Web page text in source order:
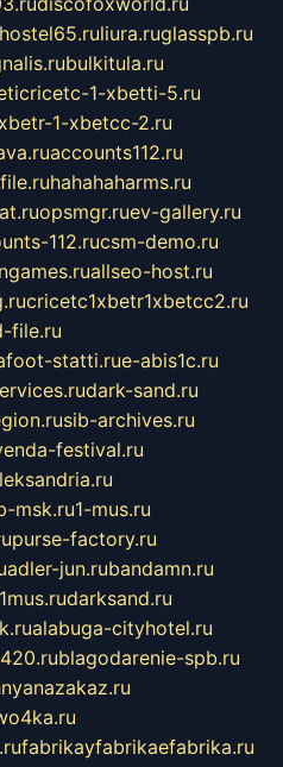
hostel65.ruliura.ruglasspb.ru
bulkitula.ru
1-xbetti-5.ru
1-xbetcc-2.ru
accounts112.ru
hahahaharms.ru
opsmgr.ruev-gallery.ru
112.rucsm-demo.ru
allseo-host.ru
cricetc1xbetr1xbetcc2.ru
file.ru
statti.rue-abis1c.ru
dark-sand.ru
sib-archives.ru
festival.ru
msk.ru1-mus.ru
purse-factory.ru
adler-jun.rubandamn.ru
1mus.rudarksand.ru
alabuga-cityhotel.ru
blagodarenie-spb.ru
fabrikayfabrikaefabrika.ru